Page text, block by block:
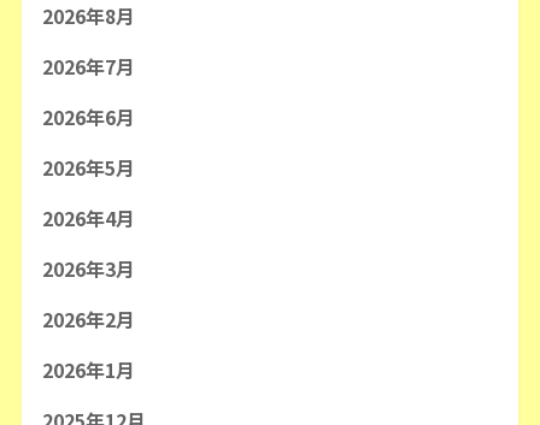
2026年8月
2026年7月
2026年6月
2026年5月
2026年4月
2026年3月
2026年2月
2026年1月